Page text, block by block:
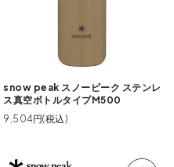
snow peak スノーピーク ステンレ
ス真空ボトルタイプM500
9,504円(税込)